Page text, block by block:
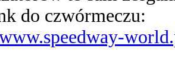
do czwórmeczu: